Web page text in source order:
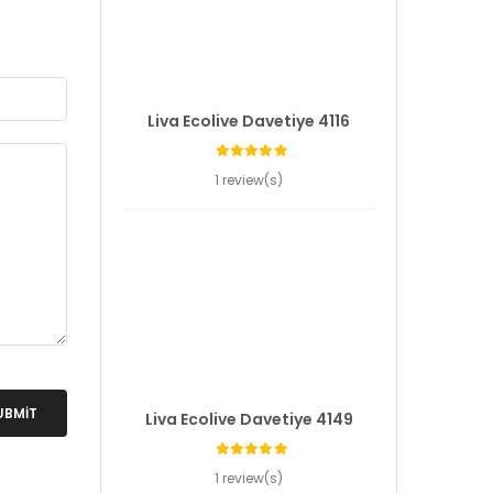
Liva Ecolive Davetiye 4116
1 review(s)
Liva Ecolive Davetiye 4149
1 review(s)